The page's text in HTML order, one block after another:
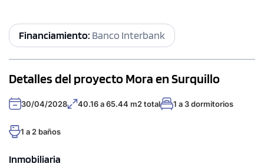
Financiamiento: Banco Interbank
Detalles del proyecto Mora en Surquillo
30/04/2028 40.16 a 65.44 m2 total 1 a 3 dormitorios
1 a 2 baños
Inmobiliaria